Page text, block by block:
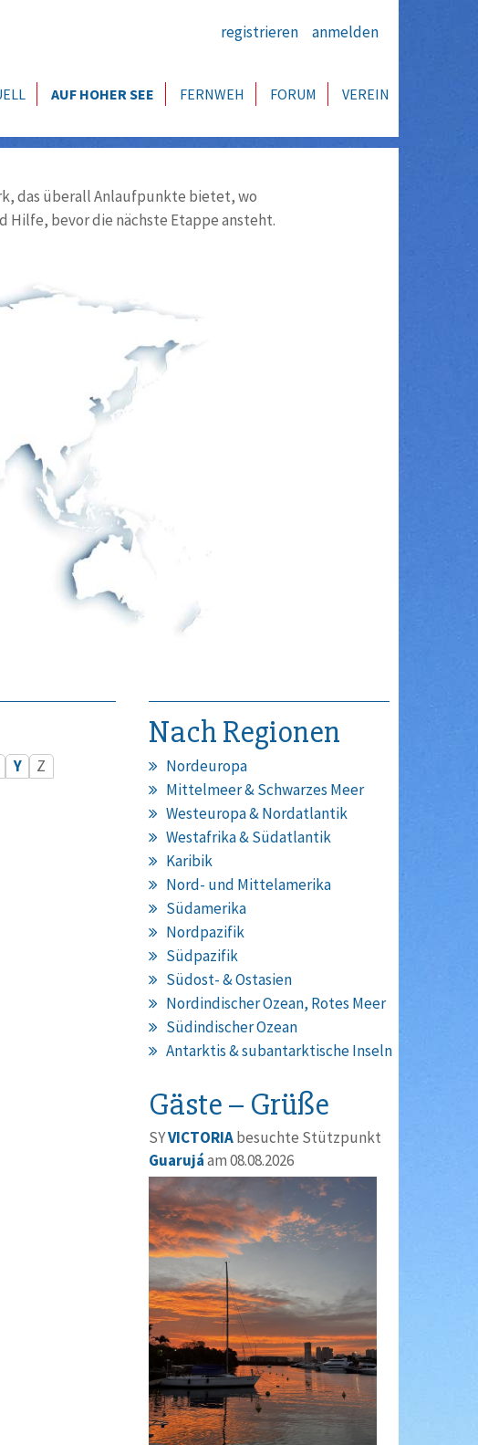
registrieren anmelden
AUF HOHER SEE FERNWEH FORUM VEREIN
das überall Anlaufpunkte bietet, wo
Hilfe, bevor die nächste Etappe ansteht.
Y Z
Nach Regionen
Nordeuropa
Mittelmeer & Schwarzes Meer
Westeuropa & Nordatlantik
Westafrika & Südatlantik
Karibik
Nord- und Mittelamerika
Südamerika
Nordpazifik
Südpazifik
Südost- & Ostasien
Nordindischer Ozean, Rotes Meer
Südindischer Ozean
Antarktis & subantarktische Inseln
Gäste – Grüße
SYVICTORIAbesuchte Stützpunkt
Guarujáam 08.08.2026